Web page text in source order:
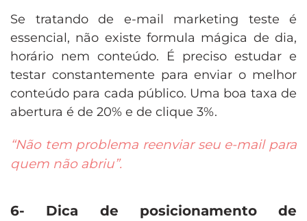
Se tratando de e-mail marketing teste é
essencial, não existe formula mágica de dia,
horário nem conteúdo. É preciso estudar e
testar constantemente para enviar o melhor
conteúdo para cada público. Uma boa taxa de
abertura é de 20% e de clique 3%.
“Não tem problema reenviar seu e-mail para
quem não abriu”.
6- Dica de posicionamento de